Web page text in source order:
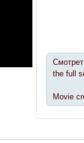
the full
Movie